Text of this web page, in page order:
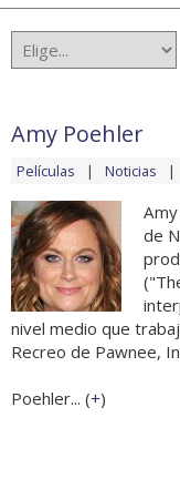
Amy Poehler
Películas Noticias
de
nivel medio que
Recreo de Pawnee,
Poehler... (+)